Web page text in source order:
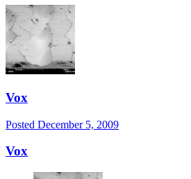
Vox
Posted December 5, 2009
Vox